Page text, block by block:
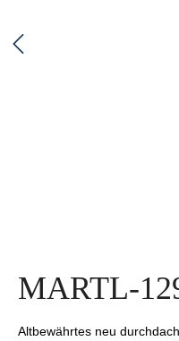
MARTL-
Altbewährtes neu